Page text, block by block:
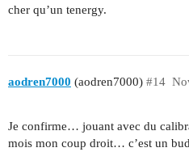
cher qu’un tenergy.
aodren7000 (aodren7000) #14
Je confirme… jouant avec du
mois mon coup droit… c’est un